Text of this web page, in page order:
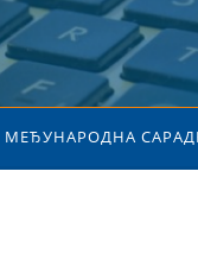
МЕЂУНАРОДНА